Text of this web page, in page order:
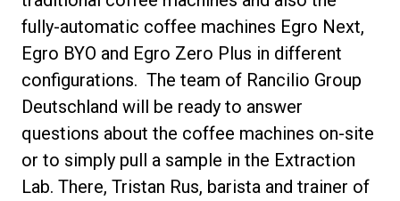
fully-automatic coffee machines Egro Next,
Egro BYO and Egro Zero Plus in different
configurations. The team of Rancilio Group
Deutschland will be ready to answer
questions about the coffee machines on-site
or to simply pull a sample in the Extraction
Lab. There, Tristan Rus, barista and trainer of